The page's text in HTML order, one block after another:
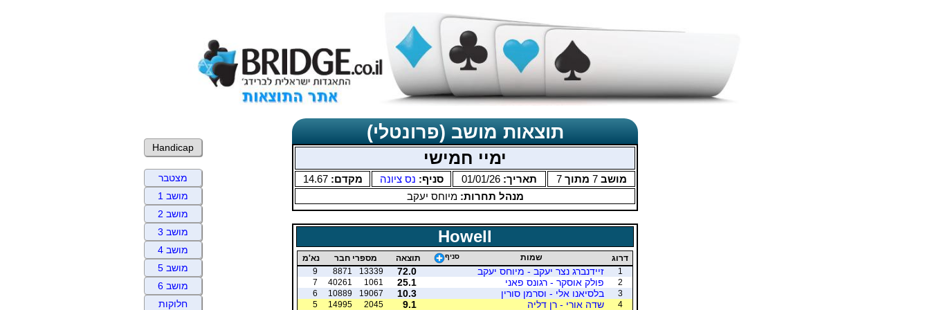
תוצאות מושב (פרונטלי)
ימיי חמישי
מושב7 מתוך7 תאריך: 01/01/26 סניף: נס ציונה מקדם:14.67
מנהל תחרות:מיוחס יעקב
Howell
דרוג שמות סניף תוצאה מספרי חבר
נא'מ
1
זיידנברג נצר יעקב - מיוחס יעקב 72.0
13339
8871
9
2
פולק אוסקר - רגונס פאני 25.1
1061
40261
7
3
בלסיאנו אלי - וסרמן סורין 10.3
19067
10889
6
4
שדה אורי - רן דליה 9.1
2045
14995
5
Handicap
מצטבר
מושב 1
מושב 2
מושב 3
מושב 4
מושב 5
מושב 6
חלוקות